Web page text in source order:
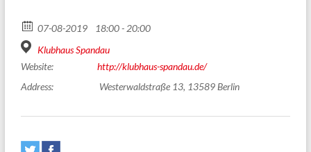
07-08-2019
18:00 - 20:00
Klubhaus Spandau
Website:
http://klubhaus-spandau.de/
Address:
Westerwaldstraße 13, 13589 Berlin